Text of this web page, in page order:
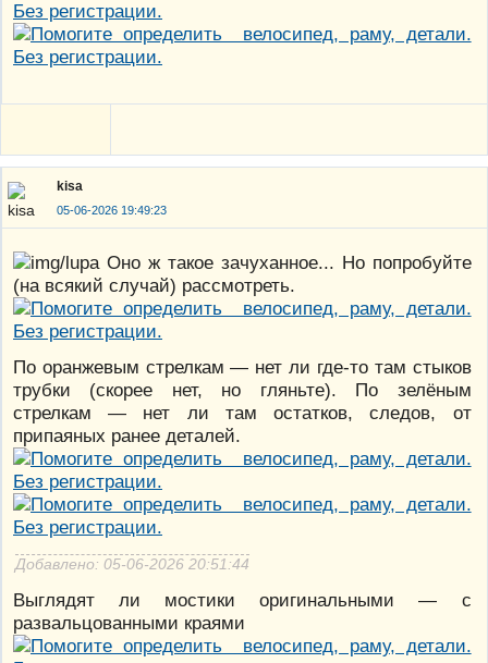
kisa
05-06-2026 19:49:23
Оно ж такое зачуханное... Но попробуйте
(на всякий случай) рассмотреть.
По оранжевым стрелкам — нет ли где-то там стыков
трубки (скорее нет, но гляньте). По зелёным
стрелкам — нет ли там остатков, следов, от
припаяных ранее деталей.
Добавлено: 05-06-2026 20:51:44
Выглядят ли мостики оригинальными — с
развальцованными краями